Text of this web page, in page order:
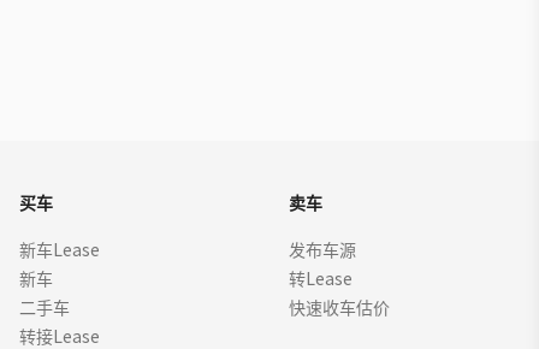
买车
新车Lease
新车
二手车
转接Lease
卖车
发布车源
转Lease
快速收车估价